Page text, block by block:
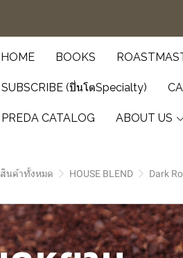
HOME BOOKS
SUBSCRIBE (ปิ่นโตSpecialty)
PREDA CATALOG ABOUT US
สินค้าทั้งหมด HOUSE BLEND Dark